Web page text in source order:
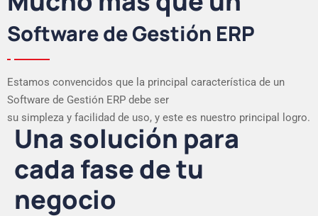
Software de Gestión ERP
Estamos convencidos que la principal característica de un
Software de Gestión ERP debe ser
su simpleza y facilidad de uso, y este es nuestro principal logro.
Una solución para
cada fase de tu
negocio